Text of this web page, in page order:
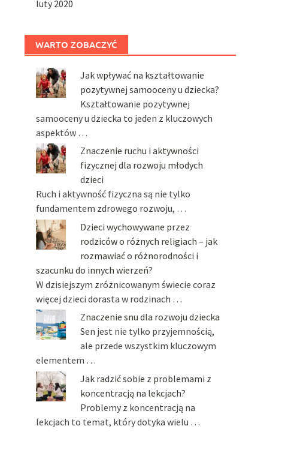
luty 2020
WARTO ZOBACZYĆ
Jak wpływać na kształtowanie
pozytywnej samooceny u dziecka?
Kształtowanie pozytywnej
samooceny u dziecka to jeden z kluczowych
aspektów …
Znaczenie ruchu i aktywności
fizycznej dla rozwoju młodych
dzieci
Ruch i aktywność fizyczna są nie tylko
fundamentem zdrowego rozwoju, …
Dzieci wychowywane przez
rodziców o różnych religiach – jak
rozmawiać o różnorodności i
szacunku do innych wierzeń?
W dzisiejszym zróżnicowanym świecie coraz
więcej dzieci dorasta w rodzinach …
Znaczenie snu dla rozwoju dziecka
Sen jest nie tylko przyjemnością,
ale przede wszystkim kluczowym
elementem …
Jak radzić sobie z problemami z
koncentracją na lekcjach?
Problemy z koncentracją na
lekcjach to temat, który dotyka wielu …